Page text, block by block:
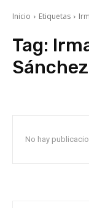
Inicio Etiquetas
Tag:
Sánchez
No hay